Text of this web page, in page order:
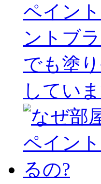
ペイン
ントブ
でも塗
していま